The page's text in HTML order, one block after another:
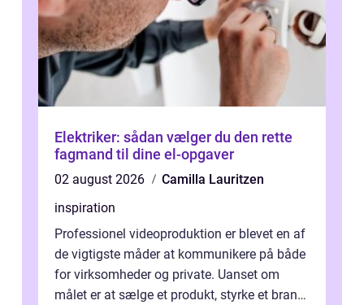
Elektriker: sådan vælger du den rette
fagmand til dine el-opgaver
02 august 2026
Camilla Lauritzen
inspiration
Professionel videoproduktion er blevet en af
de vigtigste måder at kommunikere på både
for virksomheder og private. Uanset om
målet er at sælge et produkt, styrke et brand,